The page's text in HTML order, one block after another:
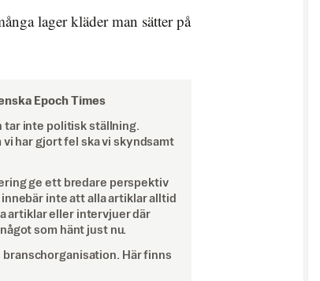
lager kläder man sätter på
Epoch Times
tar inte politisk ställning.
vi har gjort fel ska vi skyndsamt
ge ett bredare perspektiv
inte att alla artiklar alltid
artiklar eller intervjuer där
som hänt just nu.
branschorganisation. Här finns